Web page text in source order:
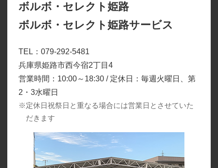
ボルボ・セレクト姫路
ボルボ・セレクト姫路サービス
TEL：079-292-5481
兵庫県姫路市西今宿2丁目4
営業時間：10:00～18:30 / 定休日：毎週火曜日、第
2・3水曜日
※定休日祝祭日と重なる場合には営業日とさせていた
だきます